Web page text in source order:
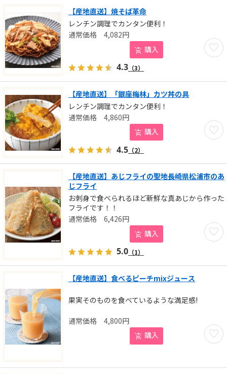
【産地直送】焼そば革命
レンチン調理でカンタン便利！
お気
4,082円
購入
4.3 （3）
【産地直送】「銀座梅林」カツ丼の具
レンチン調理でカンタン便利！
お気
4,860円
購入
4.5 （2）
【産地直送】あじフライの聖地長崎県松浦市のあ
じフライ
お刺身で食べられるほど新鮮な真あじから作った
フライです！！
お気
6,426円
購入
5.0 （1）
【産地直送】食べるピーチmixジュース
果実そのものを食べているような満足感!
お気
4,800円
購入